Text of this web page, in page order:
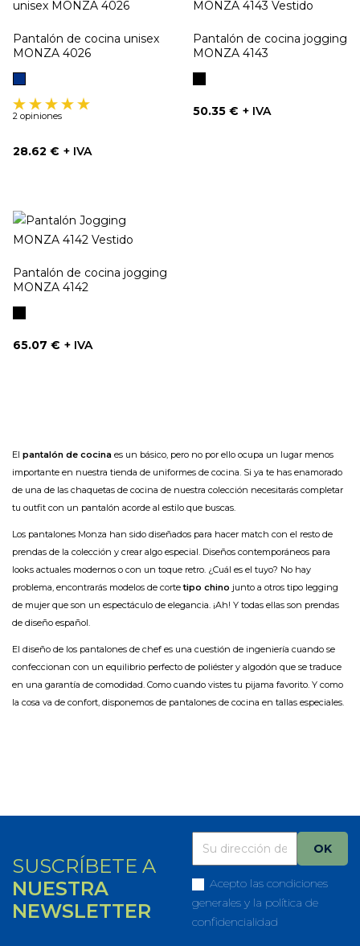
Pantalón de cocina unisex
MONZA 4026
Marino
2 opiniones
Precio
28.62 € + IVA
Pantalón de cocina jogging
MONZA 4143
Precio
50.35 € + IVA
Pantalón de cocina jogging
MONZA 4142
Precio
65.07 € + IVA
El pantalón de cocina es un básico, pero no por ello ocupa un lugar menos
importante en nuestra tienda de uniformes de cocina. Si ya te has enamorado
de una de las chaquetas de cocina de nuestra colección necesitarás completar
tu outfit con un pantalón acorde al estilo que buscas.
Los pantalones Monza han sido diseñados para hacer match con el resto de
prendas de la colección y crear algo especial. Diseños contemporáneos para
looks actuales modernos o con un toque retro. ¿Cuál es el tuyo? No hay
problema, encontrarás modelos de cortetipo chino junto a otros tipo legging
de mujer que son un espectáculo de elegancia. ¡Ah! Y todas ellas son prendas
de diseño español.
El diseño de los pantalones de chef es una cuestión de ingeniería cuando se
confeccionan con un equilibrio perfecto de poliéster y algodón que se traduce
en una garantía de comodidad. Como cuando vistes tu pijama favorito. Y como
la cosa va de confort, disponemos de pantalones de cocina en tallas especiales.
SUSCRÍBETE A
NUESTRA
NEWSLETTER
Acepto las condiciones
generales y la política de
confidencialidad